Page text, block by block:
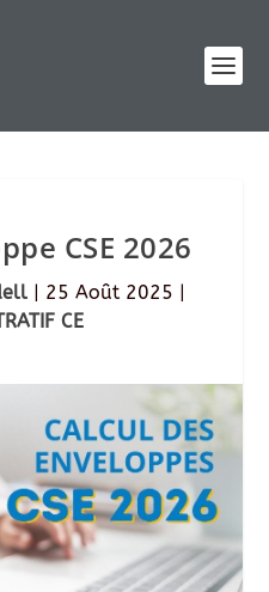
CSE 2026
| 25 Août 2025 |
CE